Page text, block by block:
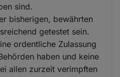
sind.
bisherigen, bewährten
getestet sein.
ordentliche Zulassung
haben und keine
allen zurzeit verimpften